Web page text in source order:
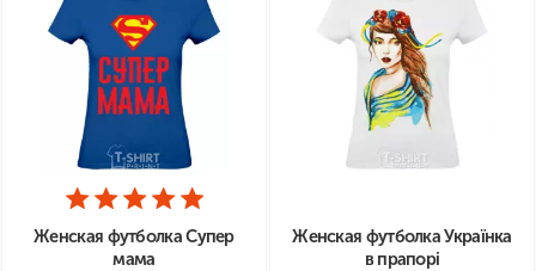
Женская футболка Супер
мама
Женская футболка Українка
в прапорі